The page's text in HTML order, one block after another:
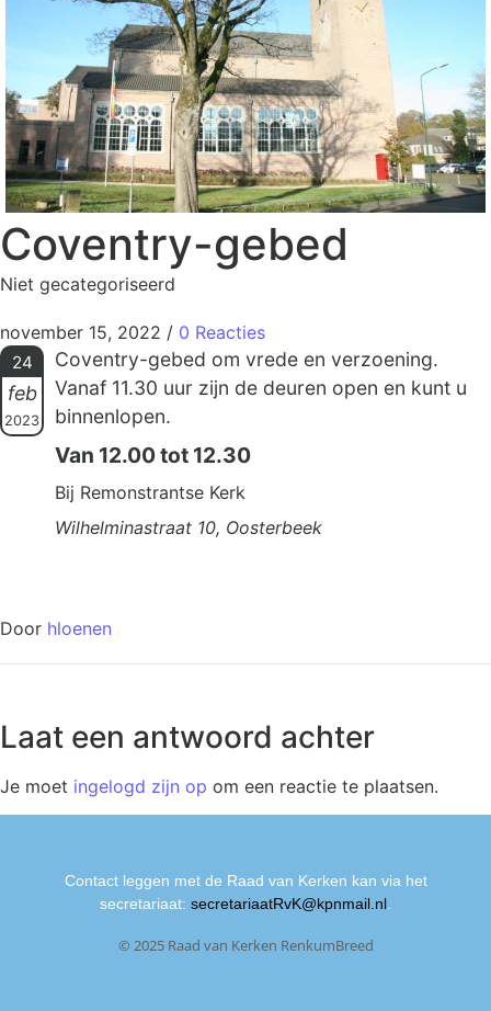
Coventry-gebed
Niet gecategoriseerd
november 15, 2022 / 0 Reacties
24
feb
2023
Coventry-gebed om vrede en verzoening.
Vanaf 11.30 uur zijn de deuren open en kunt u
binnenlopen.
Van 12.00 tot 12.30
Bij Remonstrantse Kerk
Wilhelminastraat 10, Oosterbeek
Door hloenen
Laat een antwoord achter
Je moet ingelogd zijn op om een reactie te plaatsen.
Contact leggen met de Raad van Kerken kan via het
secretariaat: secretariaatRvK@kpnmail.nl.
© 2025 Raad van Kerken RenkumBreed